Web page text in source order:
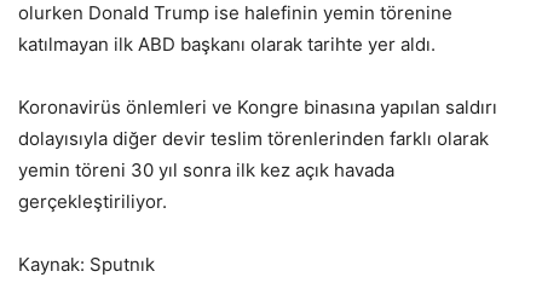
olurken Donald Trump ise halefinin yemin törenine
katılmayan ilk ABD başkanı olarak tarihte yer aldı.
Koronavirüs önlemleri ve Kongre binasına yapılan saldırı
dolayısıyla diğer devir teslim törenlerinden farklı olarak
yemin töreni 30 yıl sonra ilk kez açık havada
gerçekleştiriliyor.
Kaynak: Sputnık